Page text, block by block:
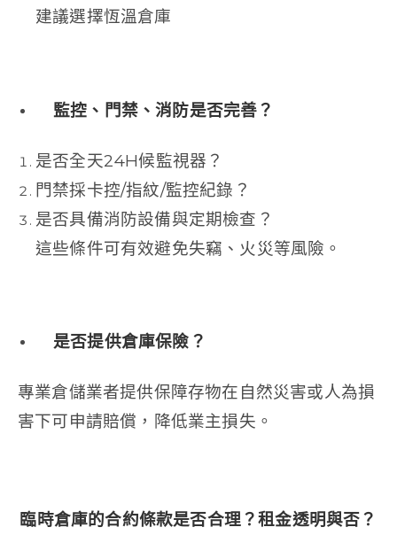
建議選擇恆溫倉庫
監控、門禁、消防是否完善？
是否全天24H候監視器？
門禁採卡控/指紋/監控紀錄？
是否具備消防設備與定期檢查？
這些條件可有效避免失竊、火災等風險。
是否提供倉庫保險？
專業倉儲業者提供保障存物在自然災害或人為損
害下可申請賠償，降低業主損失。
臨時倉庫的合約條款是否合理？租金透明與否？